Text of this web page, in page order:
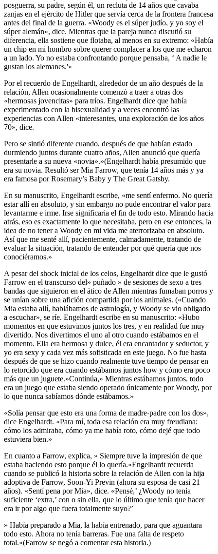
posguerra, su padre, según él, un recluta de 14 años que cavaba
zanjas en el ejército de Hitler que servía cerca de la frontera francesa
antes del final de la guerra. «Woody es el súper judío, y yo soy el
súper alemán», dice. Mientras que la pareja nunca discutió su
diferencia, ella sostiene que flotaba, al menos en su extremo: «Había
un chip en mi hombro sobre querer complacer a los que me echaron
a un lado. Yo no estaba confrontando porque pensaba, ‘ A nadie le
gustan los alemanes.'»
Por el recuerdo de Engelhardt, alrededor de un año después de la
relación, Allen ocasionalmente comenzó a traer a otras dos
«hermosas jovencitas» para tríos. Engelhardt dice que había
experimentado con la bisexualidad y a veces encontró las
experiencias con Allen «interesantes, una exploración de los años
70», dice.
Pero se sintió diferente cuando, después de que habían estado
durmiendo juntos durante cuatro años, Allen anunció que quería
presentarle a su nueva «novia».»(Engelhardt había presumido que
era su novia. Resultó ser Mia Farrow, que tenía 14 años más y ya
era famosa por Rosemary’s Baby y The Great Gatsby.
En su manuscrito, Engelhardt escribe, «me sentí enfermo. No quería
estar allí en absoluto, y sin embargo no pude encontrar el valor para
levantarme e irme. Irse significaría el fin de todo esto. Mirando hacia
atrás, eso es exactamente lo que necesitaba, pero en ese entonces, la
idea de no tener a Woody en mi vida me aterrorizaba en absoluto.
Así que me senté allí, pacientemente, calmadamente, tratando de
evaluar la situación, tratando de entender por qué quería que nos
conociéramos.»
A pesar del shock inicial de los celos, Engelhardt dice que le gustó
Farrow en el transcurso del» puñado » de sesiones de sexo a tres
bandas que siguieron en el ático de Allen mientras fumaban porros y
se unían sobre una afición compartida por los animales. («Cuando
Mia estaba allí, hablábamos de astrología, y Woody se vio obligado
a escuchar», se ríe. Engelhardt escribe en su manuscrito: «Hubo
momentos en que estuvimos juntos los tres, y en realidad fue muy
divertido. Nos divertimos el uno al otro cuando estábamos en el
momento. Ella era hermosa y dulce, él era encantador y seductor, y
yo era sexy y cada vez más sofisticada en este juego. No fue hasta
después de que se hizo cuando realmente tuve tiempo de pensar en
lo retorcido que era cuando estábamos juntos how y cómo era poco
más que un juguete.»Continúa,» Mientras estábamos juntos, todo
era un juego que estaba siendo operado únicamente por Woody, por
lo que nunca sabíamos dónde estábamos.»
«Solía pensar que esto era una forma de madre-padre con los dos»,
dice Engelhardt. «Para mí, toda esa relación era muy freudiana:
cómo los admiraba, cómo ya me había roto, cómo dejé que todo
estuviera bien.»
En cuanto a Farrow, explica, » Siempre tuve la impresión de que
estaba haciendo esto porque él lo quería.»Engelhardt recuerda
cuando se publicó la historia sobre la relación de Allen con la hija
adoptiva de Farrow, Soon-Yi Previn (ahora su esposa de casi 21
años). «Sentí pena por Mia», dice. «Pensé,’ ¿Woody no tenía
suficiente ‘extra,’ con o sin ella, que lo último que tenía que hacer
era ir por algo que fuera totalmente suyo?’
» Había preparado a Mia, la había entrenado, para que aguantara
todo esto. Ahora no tenía barreras. Fue una falta de respeto
total.»(Farrow se negó a comentar esta historia.)